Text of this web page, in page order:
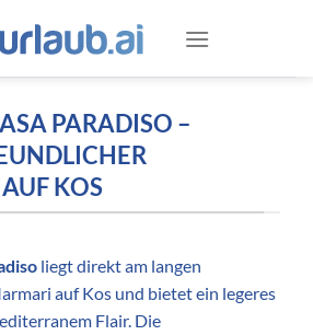
PARADISO –
KOS
liegt direkt am langen
auf Kos und bietet ein legeres
Flair. Die